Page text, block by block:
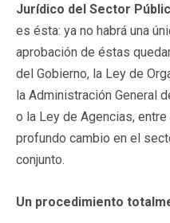
Jurídico del Sector
es ésta: ya no habrá una
aprobación de éstas
del Gobierno, la Ley de
la Administración General
o la Ley de Agencias,
profundo cambio en el
conjunto.
Un procedimiento